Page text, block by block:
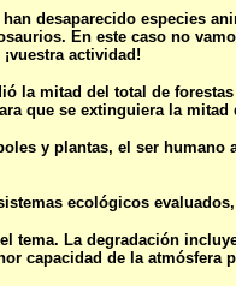
desaparecido especies
En este caso no
actividad!
la mitad del total de
que se extinguiera la
y plantas, el ser
ecológicos
tema. La degradación
capacidad de la